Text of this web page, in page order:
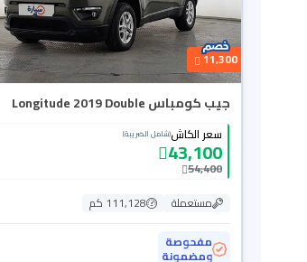
11,300
جيب كومباس Longitude 2019 Double
سعر الكاش(شامل الضريبة)
43,100
54,400
مستعملة
111,128 كم
مفحوصة
ومضمونة